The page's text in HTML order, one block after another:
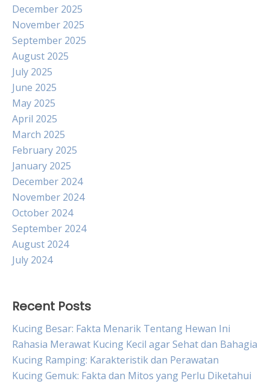
December 2025
November 2025
September 2025
August 2025
July 2025
June 2025
May 2025
April 2025
March 2025
February 2025
January 2025
December 2024
November 2024
October 2024
September 2024
August 2024
July 2024
Recent Posts
Kucing Besar: Fakta Menarik Tentang Hewan Ini
Rahasia Merawat Kucing Kecil agar Sehat dan Bahagia
Kucing Ramping: Karakteristik dan Perawatan
Kucing Gemuk: Fakta dan Mitos yang Perlu Diketahui